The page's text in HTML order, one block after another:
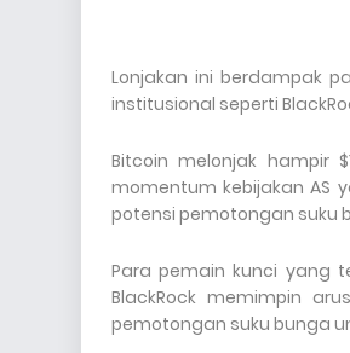
Lonjakan ini berdampak
institusional seperti
Bitcoin melonjak hampir
momentum kebijakan AS
potensi pemotongan suku
Para pemain kunci yang
BlackRock memimpin
pemotongan suku bunga